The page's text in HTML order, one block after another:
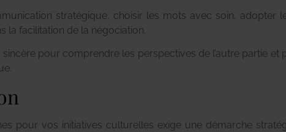
stratégique, choisir les mots avec soin,
la facilitation de la négociation.
pour comprendre les perspectives de l’autre partie
pour vos initiatives culturelles exige une démarche